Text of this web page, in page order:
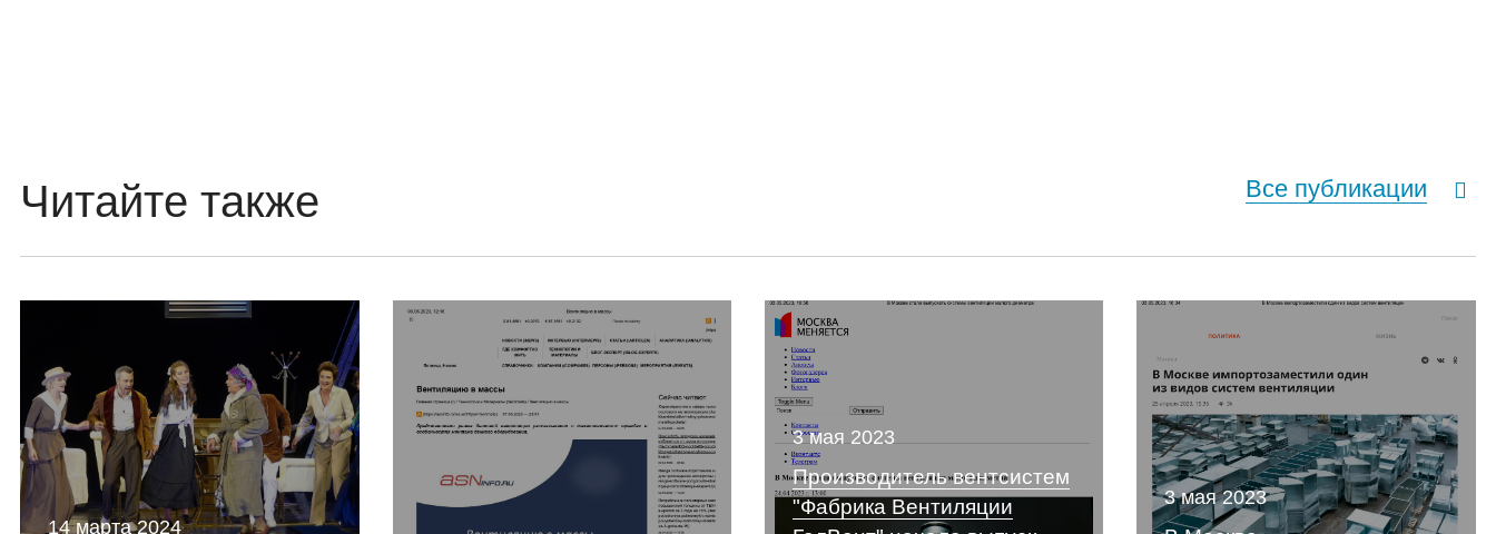
Читайте также Все публикации
14 марта 2024
3 мая 2023
Производитель вентсистем
"Фабрика Вентиляции
3 мая 2023